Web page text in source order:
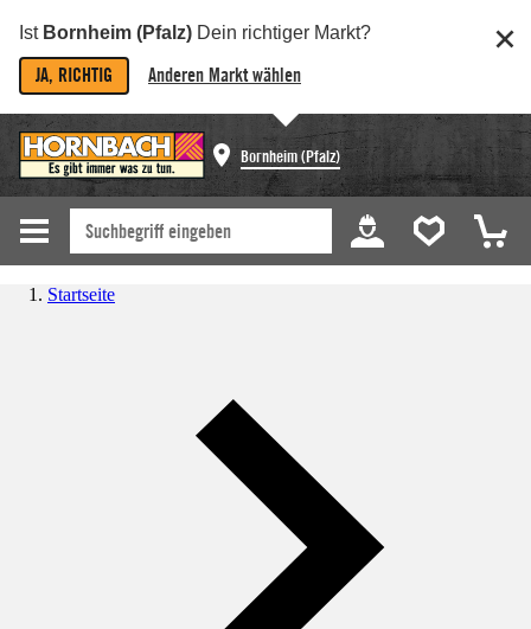
Ist Bornheim (Pfalz) Dein richtiger Markt?
JA, RICHTIG Anderen Markt wählen
Bornheim (Pfalz)
Startseite